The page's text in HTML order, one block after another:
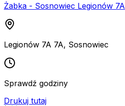
Żabka - Sosnowiec Legionów 7A
Legionów 7A 7A, Sosnowiec
Sprawdź godziny
Drukuj tutaj